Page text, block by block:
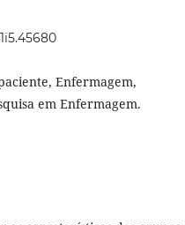
Enfermagem,
em Enfermagem.